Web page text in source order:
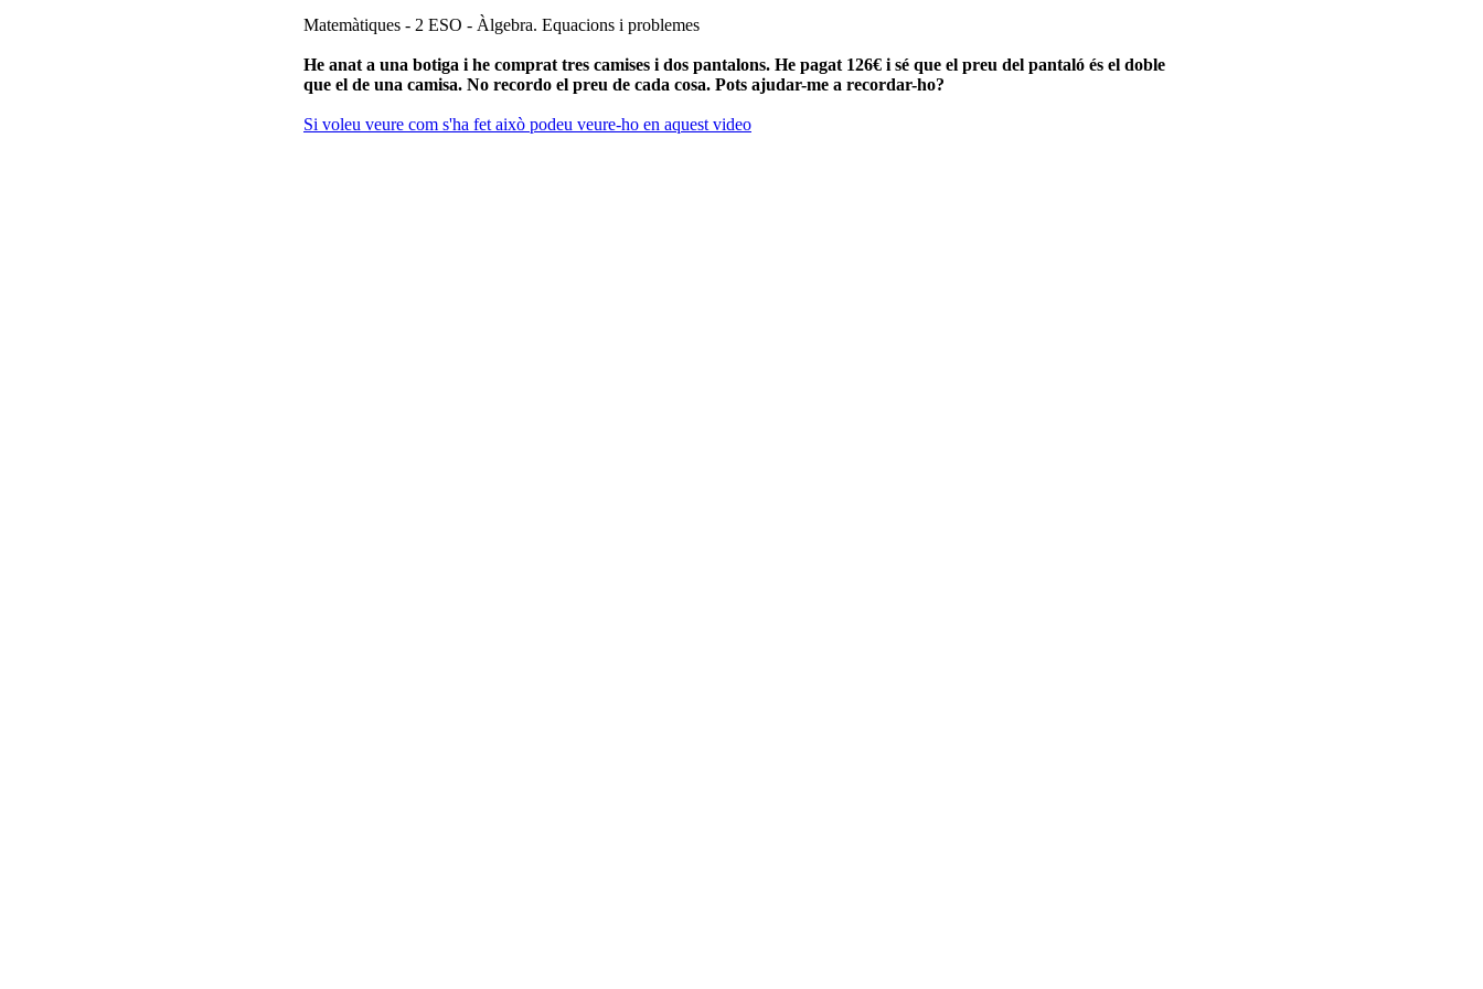
Matemàtiques - 2 ESO - Àlgebra. Equacions i problemes
He anat a una botiga i he comprat tres camises i dos pantalons. He pagat 126€ i sé que el preu del pantaló és el doble
que el de una camisa. No recordo el preu de cada cosa. Pots ajudar-me a recordar-ho?
Si voleu veure com s'ha fet això podeu veure-ho en aquest video